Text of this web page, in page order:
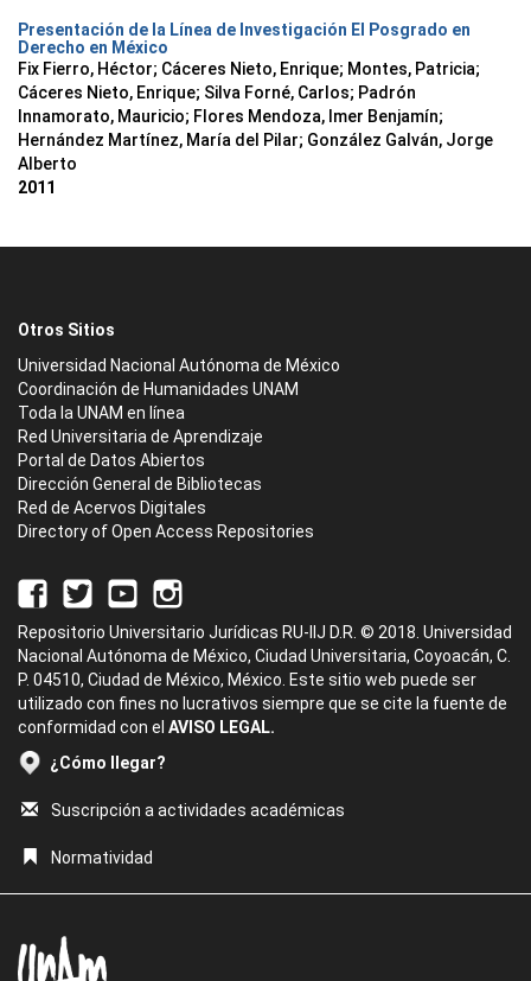
Presentación de la Línea de Investigación El Posgrado en
Derecho en México
Fix Fierro, Héctor; Cáceres Nieto, Enrique; Montes, Patricia;
Cáceres Nieto, Enrique; Silva Forné, Carlos; Padrón
Innamorato, Mauricio; Flores Mendoza, Imer Benjamín;
Hernández Martínez, María del Pilar; González Galván, Jorge
Alberto
2011
Otros Sitios
Universidad Nacional Autónoma de México
Coordinación de Humanidades UNAM
Toda la UNAM en línea
Red Universitaria de Aprendizaje
Portal de Datos Abiertos
Dirección General de Bibliotecas
Red de Acervos Digitales
Directory of Open Access Repositories
Repositorio Universitario Jurídicas RU-IIJ D.R. © 2018. Universidad
Nacional Autónoma de México, Ciudad Universitaria, Coyoacán, C.
P. 04510, Ciudad de México, México. Este sitio web puede ser
utilizado con fines no lucrativos siempre que se cite la fuente de
conformidad con el AVISO LEGAL.
¿Cómo llegar?
Suscripción a actividades académicas
Normatividad